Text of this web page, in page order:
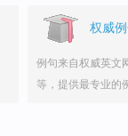
权威
例句来自权威英文
等，提供最专业的